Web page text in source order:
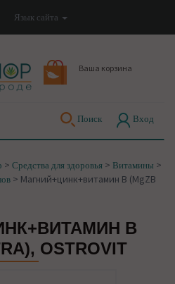
Язык сайта
Ваша корзина
Поиск Вход
> Средства для здоровья > Витамины >
> Магний+цинк+витамин В (MgZB
В
OSTROVIT